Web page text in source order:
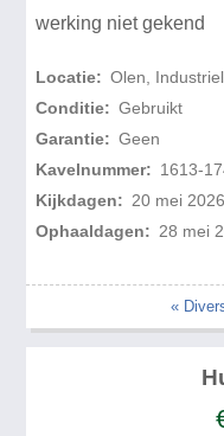
werking niet gekend
Locatie: Olen,
Conditie: Gebruikt
Garantie: Geen
Kavelnummer: 1613-
Kijkdagen: 20 mei
Ophaaldagen: 28 mei
«